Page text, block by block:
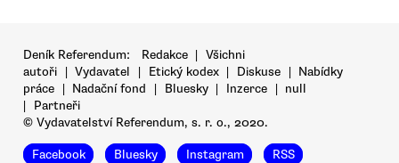
Deník Referendum: Redakce | Všichni
autoři | Vydavatel | Etický kodex | Diskuse | Nabídky
práce | Nadační fond | Bluesky | Inzerce | null
|
Partneři
© Vydavatelství Referendum, s. r. o., 2020.
Facebook Bluesky Instagram RSS